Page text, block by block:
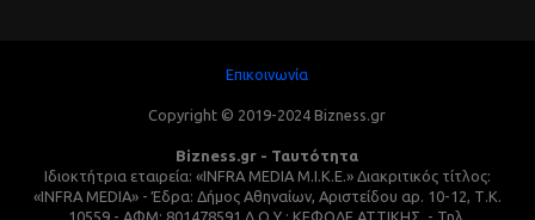
Επικοινωνία
Copyright © 2019-2024 Bizness.gr
Bizness.gr - Ταυτότητα
Ιδιοκτήτρια εταιρεία: «INFRA MEDIA M.I.K.E.» Διακριτικός τίτλος:
«INFRA MEDIA» - Έδρα: Δήμος Αθηναίων, Αριστείδου αρ. 10-12, Τ.Κ.
10559 - ΑΦΜ: 801478591 Δ.Ο.Υ.: ΚΕΦΟΔΕ ΑΤΤΙΚΗΣ. - Τηλ.